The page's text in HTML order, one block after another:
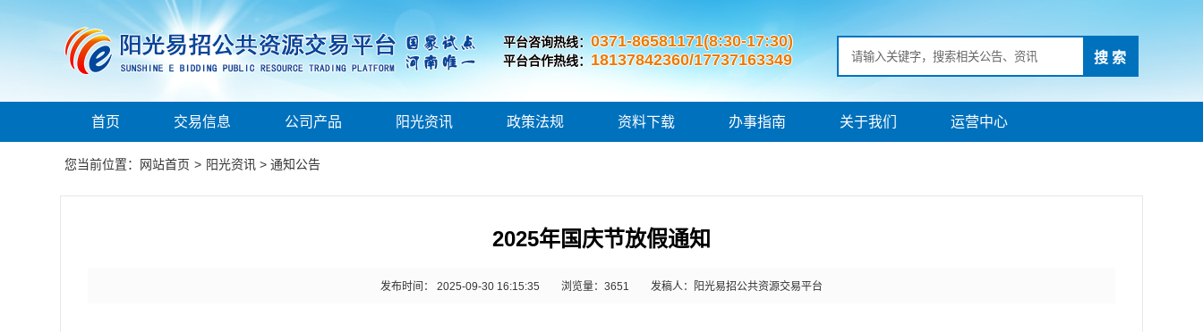
平台咨询热线：0371-86581171(8:30-17:30)
平台合作热线： 18137842360/17737163349 搜 索
首页 交易信息 公司产品 阳光资讯 政策法规 资料下载 办事指南 关于我们 运营中心
您当前位置： 网站首页 > 阳光资讯 > 通知公告
2025年国庆节放假通知
发布时间： 2025-09-30 16:15:35 浏览量： 3651 发稿人：阳光易招公共资源交易平台